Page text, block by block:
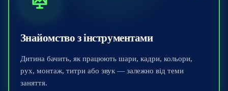
Знайомство з інструментами
Дитина бачить, як працюють шари, кадри, кольори,
рух, монтаж, титри або звук — залежно від теми
заняття.